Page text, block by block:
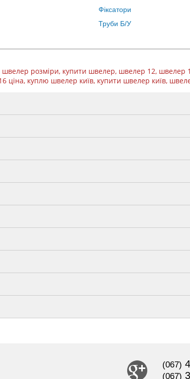
Фіксатори
Труби Б/У
розміри, купити швелер, швелер 12, швелер
куплю швелер київ, купити швелер київ,
(067)
(067)